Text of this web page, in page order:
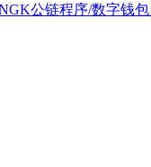
公链程序/数字钱